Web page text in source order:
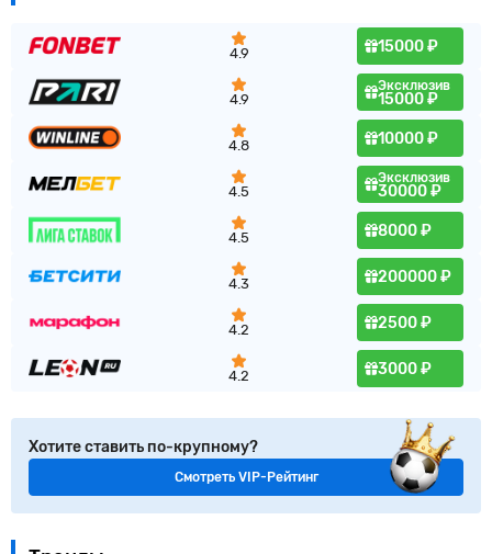
4.9 15000 ₽
4.9
Эксклюзив
15000 ₽
4.8 10000 ₽
4.5
Эксклюзив
30000 ₽
4.5 8000 ₽
4.3 200000 ₽
4.2 2500 ₽
4.2 3000 ₽
Хотите ставить по-крупному?
Смотреть VIP-Рейтинг